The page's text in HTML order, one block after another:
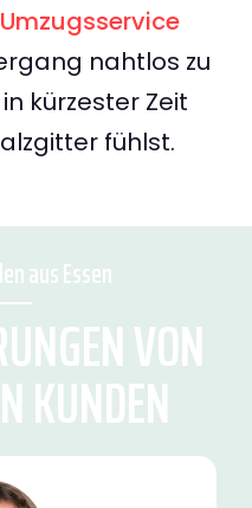
Umzugsservice
nahtlos zu
kürzester Zeit
fühlst.
aus Essen
VON
KUNDEN